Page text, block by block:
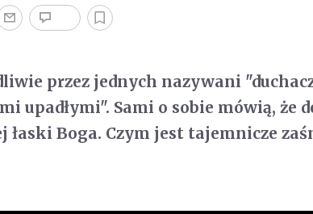
przez jednych nazywani
upadłymi". Sami o sobie mówią, że
łaski Boga. Czym jest tajemnicze